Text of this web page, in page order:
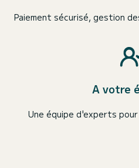
Paiement sécurisé, gestion
A votre
Une équipe d'experts